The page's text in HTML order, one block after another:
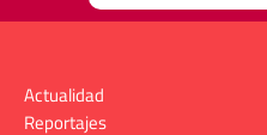
Actualidad
Reportajes